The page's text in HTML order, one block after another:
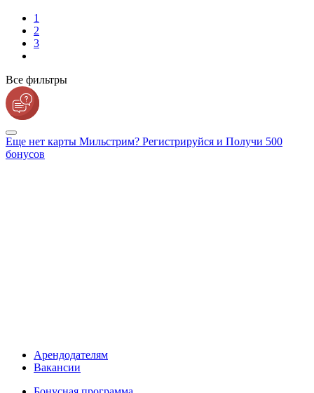
1
2
3
Все фильтры
Еще нет карты Мильстрим? Регистрируйся и Получи 500
бонусов
Арендодателям
Вакансии